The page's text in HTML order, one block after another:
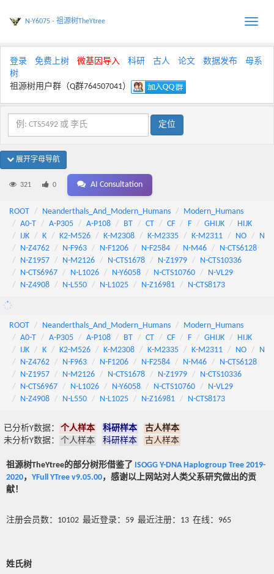
Toggle
N-Y6075 - 祖源树TheYtree
登录 免费上树 微基因导入 科研 古人 论文 数据发布
母系
树
祖源树用户群（Q群764507041）
展开字母导航
321 0 AI Consultation
ROOT Neanderthals_And_Modern_Humans
Modern_Humans
A0-T
A-P305 A-P108 BT CT CF F GHIJK
HIJK
IJK
K K2-M526 K-M2308 K-M2335 K-M2311 NO
N
N-Z4762
N-F963 N-F1206 N-F2584 N-M46
N-CTS6128
N-Z1957
N-M2126 N-CTS1678 N-Z1979
N-CTS10336
N-CTS6967
N-L1026 N-Y6058 N-CTS10760
N-VL29
N-Z4908
N-L550 N-L1025 N-Z16981 N-CTS8173
ROOT Neanderthals_And_Modern_Humans
Modern_Humans
A0-T
A-P305 A-P108 BT CT CF F GHIJK
HIJK
IJK
K K2-M526 K-M2308 K-M2335 K-M2311 NO
N
N-Z4762
N-F963 N-F1206 N-F2584 N-M46
N-CTS6128
N-Z1957
N-M2126 N-CTS1678 N-Z1979
N-CTS10336
N-CTS6967
N-L1026 N-Y6058 N-CTS10760
N-VL29
N-Z4908
N-L550 N-L1025 N-Z16981 N-CTS8173
已分析Y数据： 个人样本 科研样本
古人样本
未分析Y数据：
个人样本 科研样本 古人样本
祖源树TheYtree的部分树形借鉴了 ISOGG Y-DNA Haplogroup Tree 2019-
2020， YFull YTree v9.05.00，感谢以上网站对人类父系研究做出的贡
献！
注册会员数：10102 最近登录：59 最近注册：13 在线：965
姓氏树